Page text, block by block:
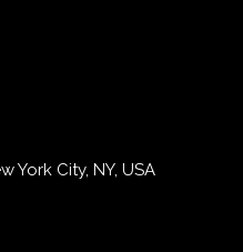
York City, NY, USA